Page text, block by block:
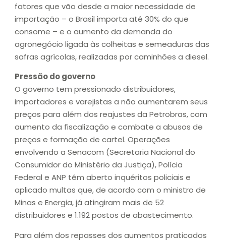
fatores que vão desde a maior necessidade de
importação – o Brasil importa até 30% do que
consome – e o aumento da demanda do
agronegócio ligada às colheitas e semeaduras das
safras agrícolas, realizadas por caminhões a diesel.
Pressão do governo
O governo tem pressionado distribuidores,
importadores e varejistas a não aumentarem seus
preços para além dos reajustes da Petrobras, com
aumento da fiscalização e combate a abusos de
preços e formação de cartel. Operações
envolvendo a Senacom (Secretaria Nacional do
Consumidor do Ministério da Justiça), Polícia
Federal e ANP têm aberto inquéritos policiais e
aplicado multas que, de acordo com o ministro de
Minas e Energia, já atingiram mais de 52
distribuidores e 1.192 postos de abastecimento.
Para além dos repasses dos aumentos praticados